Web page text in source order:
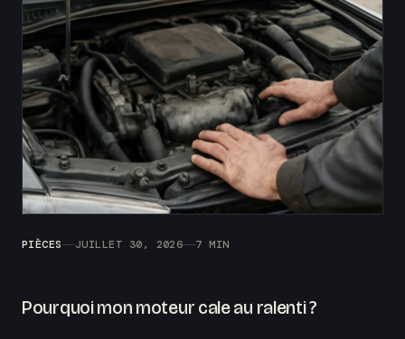
PIÈCES JUILLET 30, 2026 7 MIN
Pourquoi mon moteur cale au ralenti ?